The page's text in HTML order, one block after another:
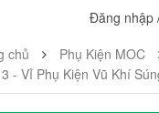
Đăng nhập
chủ
Phụ Kiện MOC
- Vỉ Phụ Kiện Vũ Khí